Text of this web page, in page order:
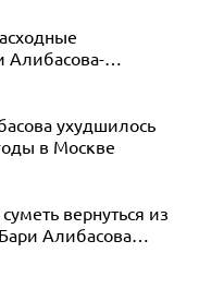
Алибасова-
ухудшилось
в Москве
вернуться из
Алибасова
отца